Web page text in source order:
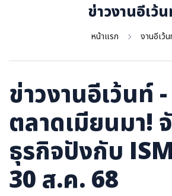
ข่าวงานอีเว้
หน้าแรก งานอีเว้
ข่าวงานอีเว้นท์
ตลาดเมียนมา!
ธุรกิจปังกับ
30 ส.ค. 68